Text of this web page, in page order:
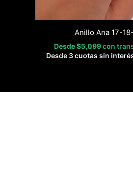
Anillo Ana 17-
Desde$5,099con
Desde 3 cuotas sin